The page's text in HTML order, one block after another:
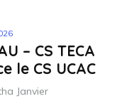
– CS TECA
le CS UCAC
Janvier